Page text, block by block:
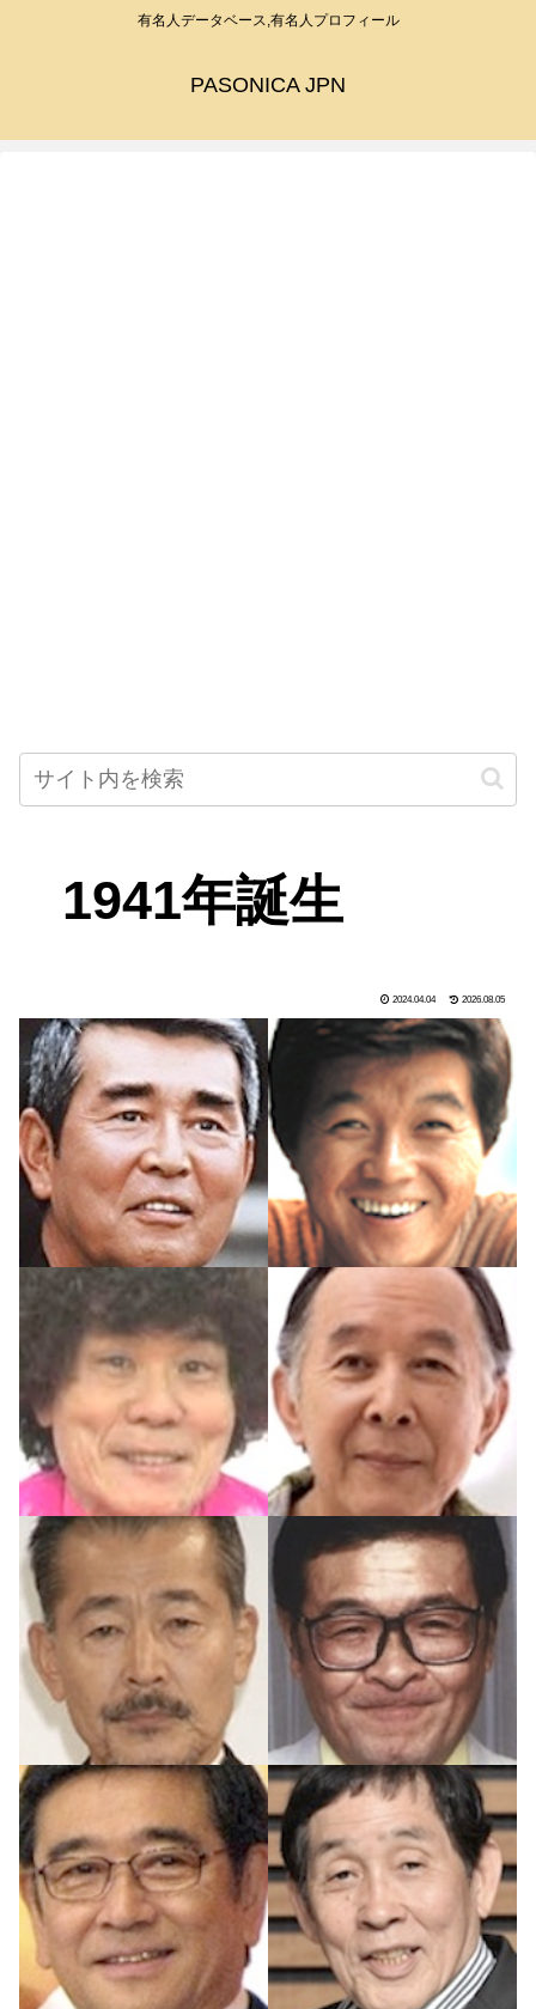
有名人データベース,有名人プロフィール
PASONICA JPN
1941年誕生
2024.04.04 2026.08.05